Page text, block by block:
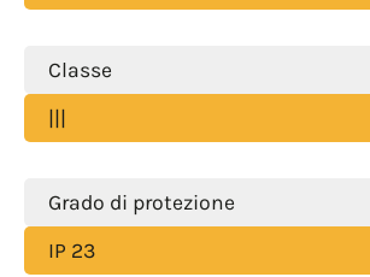
Classe
Grado di protezione
IP 23